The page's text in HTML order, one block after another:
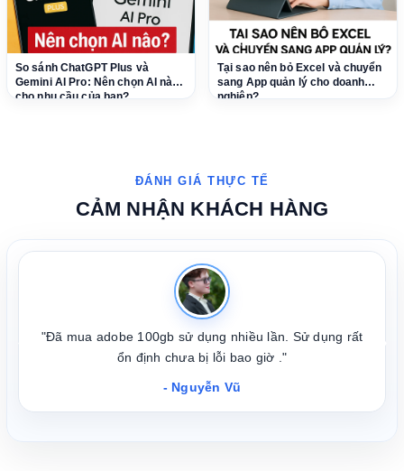
So sánh ChatGPT Plus và
Gemini AI Pro: Nên chọn AI nào
cho nhu cầu của bạn?
Tại sao nên bỏ Excel và chuyển
sang App quản lý cho doanh
nghiệp?
CẢM NHẬN KHÁCH HÀNG
"Đã mua adobe 100gb sử dụng nhiều lần. Sử dụng rất
ổn định chưa bị lỗi bao giờ ."
- Nguyễn Vũ
❯